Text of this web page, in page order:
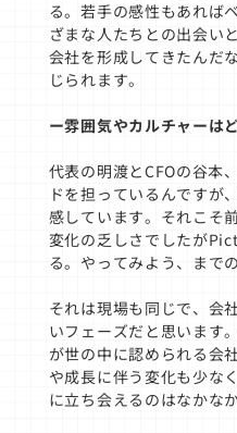
る。若手の感性もあれば
ざまな人たちとの出会い
会社を形成してきたんだ
じられます。
ー雰囲気やカルチャーは
代表の明渡とCFOの谷本
ドを担っているんですが
感しています。それこそ
変化の乏しさでしたが
る。やってみよう、まで
それは現場も同じで、会
いフェーズだと思います
が世の中に認められる会
や成長に伴う変化も少な
に立ち会えるのはなかな